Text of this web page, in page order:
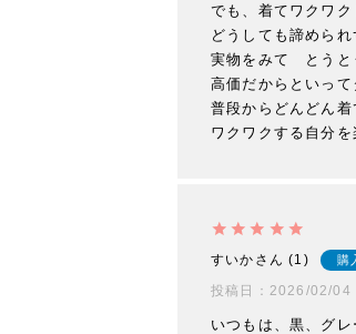
でも、着てワクワ
どうしても諦めら
実物をみて　とう
高価だからといっ
普段からどんどん着
ワクワクする自分
すいか 1 購
投稿日
2026/02/04
いつもは、黒、グ